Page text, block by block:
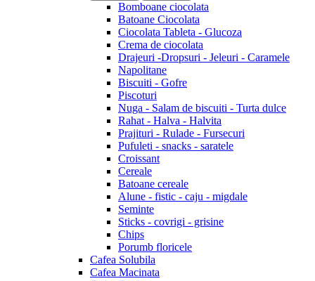
Bomboane ciocolata
Batoane Ciocolata
Ciocolata Tableta - Glucoza
Crema de ciocolata
Drajeuri -Dropsuri - Jeleuri - Caramele
Napolitane
Biscuiti - Gofre
Piscoturi
Nuga - Salam de biscuiti - Turta dulce
Rahat - Halva - Halvita
Prajituri - Rulade - Fursecuri
Pufuleti - snacks - saratele
Croissant
Cereale
Batoane cereale
Alune - fistic - caju - migdale
Seminte
Sticks - covrigi - grisine
Chips
Porumb floricele
Cafea Solubila
Cafea Macinata